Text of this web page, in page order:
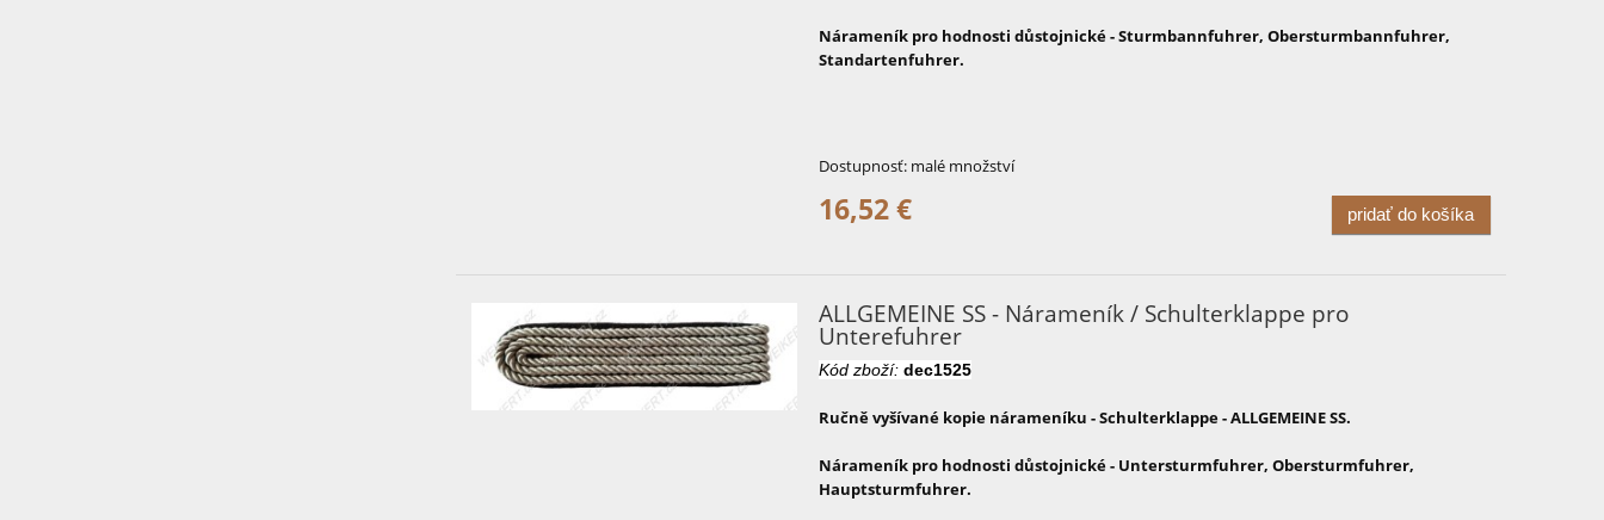
Nárameník pro hodnosti důstojnické - Sturmbannfuhrer, Obersturmbannfuhrer,
Standartenfuhrer.
Dostupnosť: malé množství
16,52 € pridať do košíka
ALLGEMEINE SS - Nárameník / Schulterklappe pro
Unterefuhrer
Kód zboží: dec1525
Ručně vyšívané kopie nárameníku - Schulterklappe - ALLGEMEINE SS.
Nárameník pro hodnosti důstojnické - Untersturmfuhrer, Obersturmfuhrer,
Hauptsturmfuhrer.